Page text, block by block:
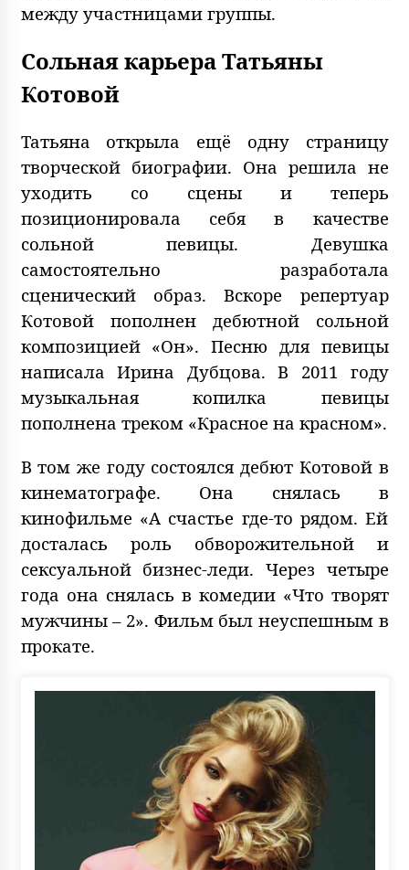
между участницами группы.
Сольная карьера Татьяны
Котовой
Татьяна открыла ещё одну страницу
творческой биографии. Она решила не
уходить со сцены и теперь
позиционировала себя в качестве
сольной певицы. Девушка
самостоятельно разработала
сценический образ. Вскоре репертуар
Котовой пополнен дебютной сольной
композицией «Он». Песню для певицы
написала Ирина Дубцова. В 2011 году
музыкальная копилка певицы
пополнена треком «Красное на красном».
В том же году состоялся дебют Котовой в
кинематографе. Она снялась в
кинофильме «А счастье где-то рядом. Ей
досталась роль обворожительной и
сексуальной бизнес-леди. Через четыре
года она снялась в комедии «Что творят
мужчины – 2». Фильм был неуспешным в
прокате.